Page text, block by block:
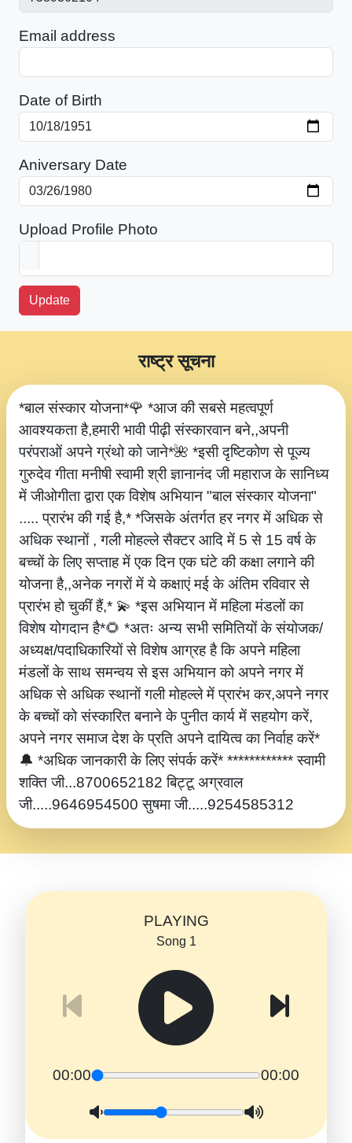
Email address
Date of Birth
Aniversary Date
Upload Profile Photo
Update
*बाल संस्कार योजना*🌹 *आज की सबसे महत्वपूर्ण
आवश्यकता है,हमारी भावी पीढ़ी संस्कारवान बने,,अपनी
परंपराओं अपने ग्रंथो को जाने*🌺 *इसी दृष्टिकोण से पूज्य
गुरुदेव गीता मनीषी स्वामी श्री ज्ञानानंद जी महाराज के सानिध्य
में जीओगीता द्वारा एक विशेष अभियान "बाल संस्कार योजना"
..... प्रारंभ की गई है,* *जिसके अंतर्गत हर नगर में अधिक से
अधिक स्थानों , गली मोहल्ले सैक्टर आदि में 5 से 15 वर्ष के
बच्चों के लिए सप्ताह में एक दिन एक घंटे की कक्षा लगाने की
योजना है,,अनेक नगरों में ये कक्षाएं मई के अंतिम रविवार से
प्रारंभ हो चुकीं हैं,* 💫 *इस अभियान में महिला मंडलों का
विशेष योगदान है*🌻 *अतः अन्य सभी समितियों के संयोजक/
अध्यक्ष/पदाधिकारियों से विशेष आग्रह है कि अपने महिला
मंडलों के साथ समन्वय से इस अभियान को अपने नगर में
अधिक से अधिक स्थानों गली मोहल्ले में प्रारंभ कर,अपने नगर
के बच्चों को संस्कारित बनाने के पुनीत कार्य में सहयोग करें,
अपने नगर समाज देश के प्रति अपने दायित्व का निर्वाह करें*
🔔 *अधिक जानकारी के लिए संपर्क करें* ************ स्वामी
शक्ति जी...8700652182 बिट्टू अग्रवाल
जी.....9646954500 सुषमा जी.....9254585312
राष्ट्र सूचना
PLAYING
Song 1
00:00 00:00